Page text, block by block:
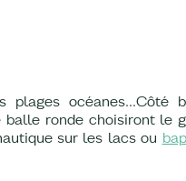
océanes...Côté
ronde choisiront le
sur les lacs ou